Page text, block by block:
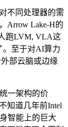
不同处理器的需
Arrow Lake-H的
跑LVM, VLA这
。至于对AI算力
部云脑或边缘
一架构的价
知道几年前Intel
智能上的巨大